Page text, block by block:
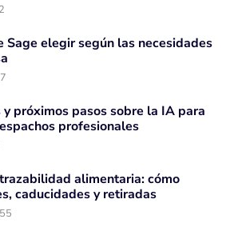
Sage elegir según las necesidades
y próximos pasos sobre la IA para
profesionales
alimentaria: cómo
caducidades y retiradas